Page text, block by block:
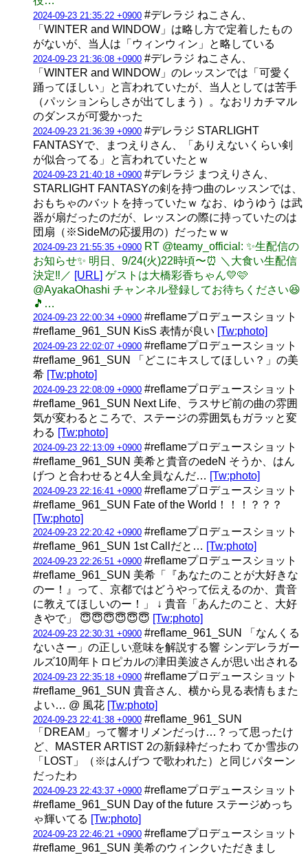
2024-09-23 21:35:22 +0900 #デレラジ ねこさん、
「WINTER and WINDOW」は略し方で定着したもの
がないが、当人は「ウィンウィン」と略している
2024-09-23 21:36:08 +0900 #デレラジ ねこさん、
「WINTER and WINDOW」のレッスンでは「可愛く
踊ってほしい」と言われていたが、当人としては苦手
（パッションらしさが出てしまう）。なおリカチマル
のダンスが可愛かった
2024-09-23 21:36:39 +0900 #デレラジ STARLIGHT
FANTASYで、まつえりさん、「ありえないくらい剣
が似合ってる」と言われていたとｗ
2024-09-23 21:40:18 +0900 #デレラジ まつえりさん、
STARLIGHT FANTASYの剣を持つ曲のレッスンでは、
おもちゃのバットを持っていたｗ なお、ゆうゆう は武
器が扇だったのだが、レッスンの際に持っていたのは
団扇（※SideMの応援用の）だったｗｗ
2024-09-23 21:55:35 +0900 RT @teamy_official: ✨️生配信の
お知らせ✨️ 明日、9/24(火)22時頃〜⏰ ＼大食い生配信
決定‼️／ [URL] ゲストは大橋彩香ちゃん💛🩷
@AyakaOhashi チャンネル登録してお待ちください😆
🎵…
2024-09-23 22:00:34 +0900 #reflameプロデュースショット
#reflame_961_SUN KisS 表情が良い [Tw:photo]
2024-09-23 22:02:07 +0900 #reflameプロデュースショット
#reflame_961_SUN 「どこにキスしてほしい？」の美
希 [Tw:photo]
2024-09-23 22:08:09 +0900 #reflameプロデュースショット
#reflame_961_SUN Next Life、ラスサビ前の曲の雰囲
気が変わるところで、ステージの雰囲気もガラッと変
わる [Tw:photo]
2024-09-23 22:13:09 +0900 #reflameプロデュースショット
#reflame_961_SUN 美希と貴音のedeN そうか、はん
げつ と合わせると4人全員なんだ… [Tw:photo]
2024-09-23 22:16:41 +0900 #reflameプロデュースショット
#reflame_961_SUN Fate of the World！！！？？？
[Tw:photo]
2024-09-23 22:20:42 +0900 #reflameプロデュースショット
#reflame_961_SUN 1st Callだと… [Tw:photo]
2024-09-23 22:26:51 +0900 #reflameプロデュースショット
#reflame_961_SUN 美希「『あなたのことが大好きな
のー！』って、京都ではどうやって伝えるのか、貴音
に教えてほしいのー！」 ↓ 貴音「あんたのこと、大好
きやで」 😇😇😇😇😇😇 [Tw:photo]
2024-09-23 22:30:31 +0900 #reflame_961_SUN 「なんくる
ないさー」の正しい意味を解説する響 シンデレラガー
ルズ10周年トロピカルの津田美波さんが思い出される
2024-09-23 22:35:18 +0900 #reflameプロデュースショット
#reflame_961_SUN 貴音さん、横から見る表情もまた
よい… @ 風花 [Tw:photo]
2024-09-23 22:41:38 +0900 #reflame_961_SUN
「DREAM」って響オリメンだっけ…？って思ったけ
ど、MASTER ARTIST 2の新録枠だったわ てか雪歩の
「LOST」（※はんげつ で歌われた）と同じパターン
だったわ
2024-09-23 22:43:37 +0900 #reflameプロデュースショット
#reflame_961_SUN Day of the future ステージめっち
ゃ輝いてる [Tw:photo]
2024-09-23 22:46:21 +0900 #reflameプロデュースショット
#reflame_961_SUN 美希のウィンクいただきまし